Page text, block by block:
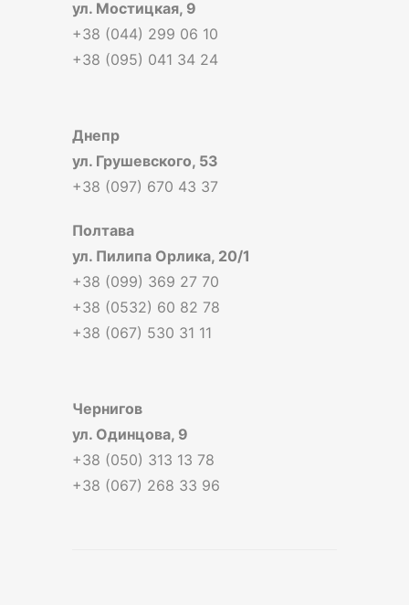
ул. Мостицкая, 9
+38 (044) 299 06 10
+38 (095) 041 34 24
Днепр
ул. Грушевского, 53
+38 (097) 670 43 37
Полтава
ул. Пилипа Орлика, 20/1
+38 (099) 369 27 70
+38 (0532) 60 82 78
+38 (067) 530 31 11
Чернигов
ул. Одинцова, 9
+38 (050) 313 13 78
+38 (067) 268 33 96